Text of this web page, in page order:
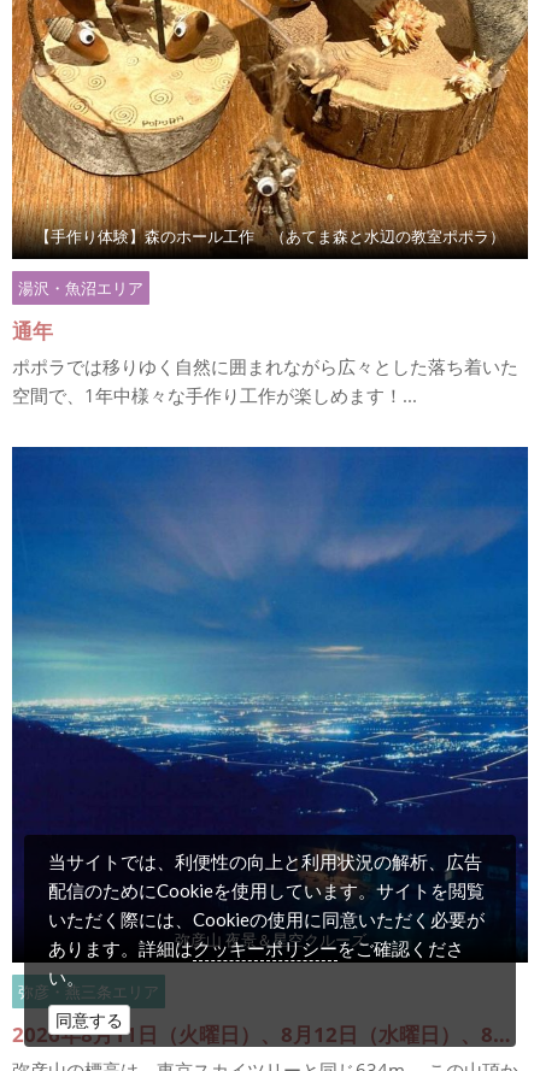
【手作り体験】森のホール工作 （あてま森と水辺の教室ポポラ）
湯沢・魚沼エリア
通年
ポポラでは移りゆく自然に囲まれながら広々とした落ち着いた
空間で、1年中様々な手作り工作が楽しめます！...
弥彦山 夜景＆星空クルーズ
弥彦・燕三条エリア
2026年8月11日（火曜日）、8月12日（水曜日）、8月14日（金曜日）～8月16日（日曜日） 9月19日（土曜日）～9月23日（水曜日） 8月15日、9月19日は星空解説を開催
当サイトでは、利便性の向上と利用状況の解析、広告
配信のためにCookieを使用しています。サイトを閲覧
いただく際には、Cookieの使用に同意いただく必要が
あります。詳細はクッキーポリシーをご確認くださ
い。
同意する